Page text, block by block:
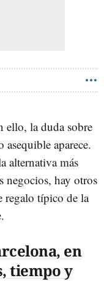
ello, la duda sobre
aparece.
alternativa más
negocios, hay otros
regalo típico de la
en
tiempo y